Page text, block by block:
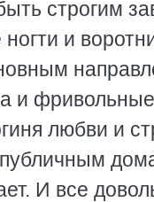
строгим
и
и
любви и
И все